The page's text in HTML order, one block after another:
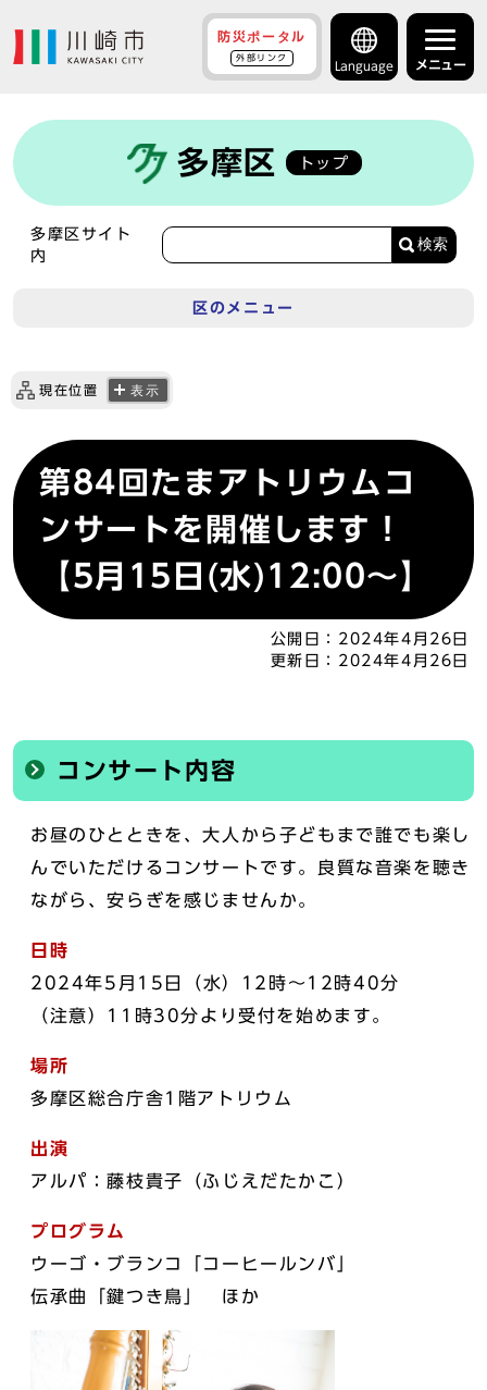
防災ポータル
外部リンク
Language メニュー
多摩区 トップ
多摩区サイト
内
検索
区のメニュー
現在位置 表示
第84回たまアトリウムコ
ンサートを開催します！
【5月15日(水)12:00～】
公開日： 2024年4月26日
更新日： 2024年4月26日
コンサート内容
お昼のひとときを、大人から子どもまで誰でも楽し
んでいただけるコンサートです。良質な音楽を聴き
ながら、安らぎを感じませんか。
日時
2024年5月15日（水）12時～12時40分
（注意）11時30分より受付を始めます。
場所
多摩区総合庁舎1階アトリウム
出演
アルパ：藤枝貴子（ふじえだたかこ）
プログラム
ウーゴ・ブランコ「コーヒールンバ」
伝承曲「鍵つき鳥」 ほか